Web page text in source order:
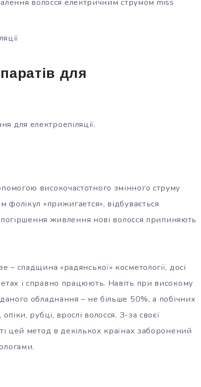
волосся електричним струмом miss
для
для електроепіляції.
високочастотного змінного струму
фолікул «прижигается», відбувається
погіршення живлення нові волосся припиняють
спадщина «радянської» косметології, досі
і справно працюють. Навіть при високому
обладнання – не більше 50%, а побічних
рубці, врослі волосся. З-за своєї
цей метод в декількох країнах заборонений